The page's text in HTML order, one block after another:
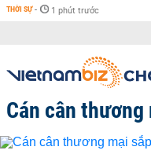
THỜI SỰ - 1 phút trước
Cán cân